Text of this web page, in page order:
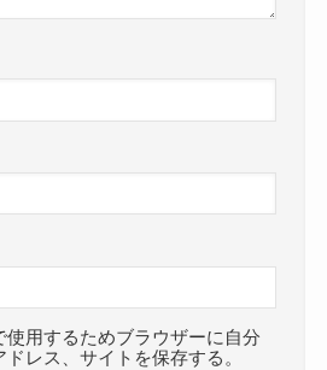
使用するためブラウザーに自分
レス、サイトを保存する。